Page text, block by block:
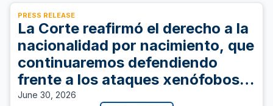
PRESS RELEASE
La Corte reafirmó el derecho a la
nacionalidad por nacimiento, que
continuaremos defendiendo
frente a los ataques xenófobos
de este gobierno
June 30, 2026